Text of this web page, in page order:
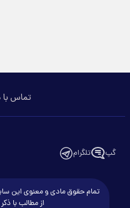
تماس با
گپ تلگرام
تمام حقوق مادی و معنوی این
از مطالب با